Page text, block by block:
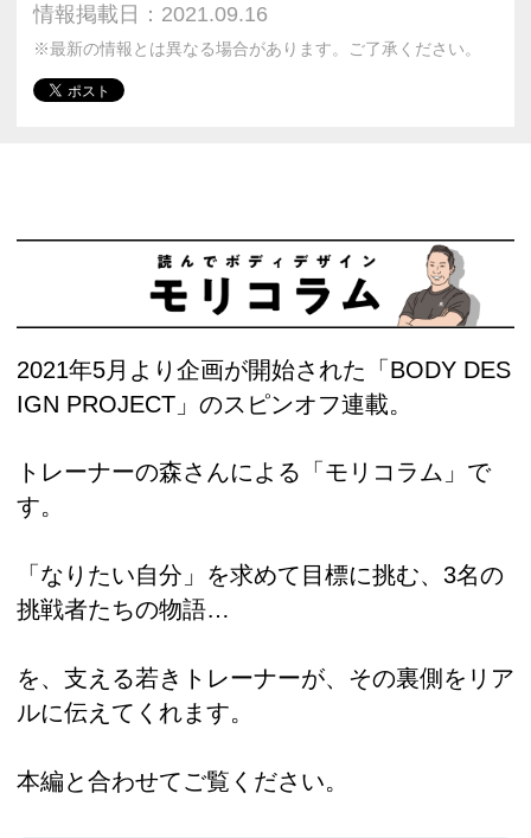
情報掲載日：2021.09.16
※最新の情報とは異なる場合があります。ご了承ください。
2021年5月より企画が開始された「BODY DES
IGN PROJECT」のスピンオフ連載。
トレーナーの森さんによる「モリコラム」で
す。
「なりたい自分」を求めて目標に挑む、3名の
挑戦者たちの物語…
を、支える若きトレーナーが、その裏側をリア
ルに伝えてくれます。
本編と合わせてご覧ください。